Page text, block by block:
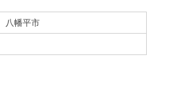
八幡平市